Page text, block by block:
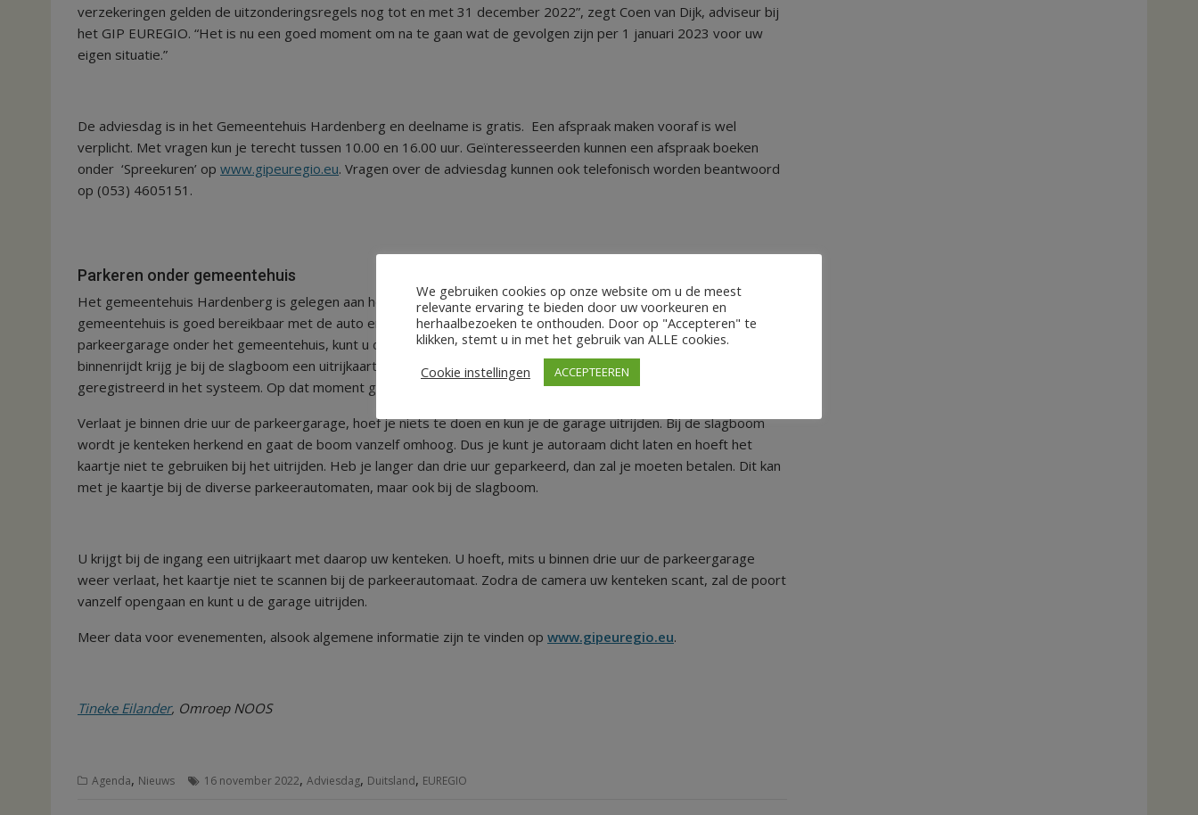
verzekeringen gelden de uitzonderingsregels nog tot en met 31 december 2022”, zegt Coen van Dijk, adviseur bij
het GIP EUREGIO. “Het is nu een goed moment om na te gaan wat de gevolgen zijn per 1 januari 2023 voor uw
eigen situatie.”
De adviesdag is in het Gemeentehuis Hardenberg en deelname is gratis. Een afspraak maken vooraf is wel
verplicht. Met vragen kun je terecht tussen 10.00 en 16.00 uur. Geïnteresseerden kunnen een afspraak boeken
onder ‘Spreekuren’ op www.gipeuregio.eu. Vragen over de adviesdag kunnen ook telefonisch worden beantwoord
op (053) 4605151.
Parkeren onder gemeentehuis
Het gemeentehuis Hardenberg is gelegen aan het Stephanuspark 1 (voormalig Stephanusplein 1). Het
gemeentehuis is goed bereikbaar met de auto en heeft de beschikking over voldoende parkeergelegenheid. In de
parkeergarage onder het gemeentehuis, kunt u de eerste drie uur gratis parkeren. Zodra je de parkeergarage
binnenrijdt krijg je bij de slagboom een uitrijkaartje met daarop je kenteken. Dit betekent dat je auto is
geregistreerd in het systeem. Op dat moment gaat je parkeertijd in.
Verlaat je binnen drie uur de parkeergarage, hoef je niets te doen en kun je de garage uitrijden. Bij de slagboom
wordt je kenteken herkend en gaat de boom vanzelf omhoog. Dus je kunt je autoraam dicht laten en hoeft het
kaartje niet te gebruiken bij het uitrijden. Heb je langer dan drie uur geparkeerd, dan zal je moeten betalen. Dit kan
met je kaartje bij de diverse parkeerautomaten, maar ook bij de slagboom.
U krijgt bij de ingang een uitrijkaart met daarop uw kenteken. U hoeft, mits u binnen drie uur de parkeergarage
weer verlaat, het kaartje niet te scannen bij de parkeerautomaat. Zodra de camera uw kenteken scant, zal de poort
vanzelf opengaan en kunt u de garage uitrijden.
Meer data voor evenementen, alsook algemene informatie zijn te vinden op www.gipeuregio.eu.
Tineke Eilander, Omroep NOOS
Agenda, Nieuws 16 november 2022, Adviesdag, Duitsland, EUREGIO
We gebruiken cookies op onze website om u de meest
relevante ervaring te bieden door uw voorkeuren en
herhaalbezoeken te onthouden. Door op "Accepteren" te
klikken, stemt u in met het gebruik van ALLE cookies.
Cookie instellingen
ACCEPTEEREN